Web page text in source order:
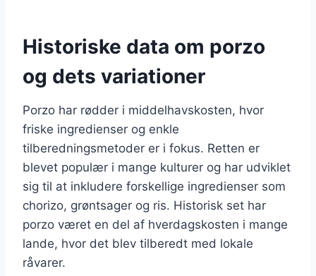
Historiske data om porzo
og dets variationer
Porzo har rødder i middelhavskosten, hvor
friske ingredienser og enkle
tilberedningsmetoder er i fokus. Retten er
blevet populær i mange kulturer og har udviklet
sig til at inkludere forskellige ingredienser som
chorizo, grøntsager og ris. Historisk set har
porzo været en del af hverdagskosten i mange
lande, hvor det blev tilberedt med lokale
råvarer.